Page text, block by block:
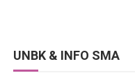
UNBK & INFO SMA